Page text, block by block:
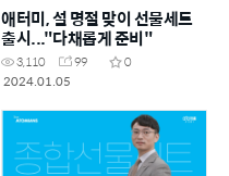
애터미, 설 명절 맞이 선물세트
출시..."다채롭게 준비"
3,110 99
0
2024.01.05